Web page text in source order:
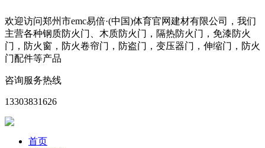
欢迎访问郑州市emc易倍·(中国)体育官网建材有限公司，我们
主营各种钢质防火门、木质防火门，隔热防火门，免漆防火
门，防火窗，防火卷帘门，防盗门，变压器门，伸缩门，防火
门配件等产品
咨询服务热线
13303831626
首页